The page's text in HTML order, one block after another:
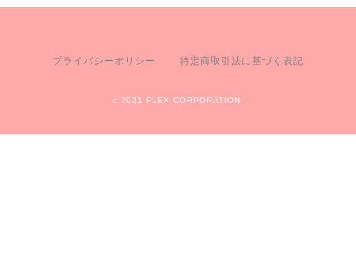
プライバシーポリシー 特定商取引法に基づく表記
c 2021 FLEX CORPORATION.